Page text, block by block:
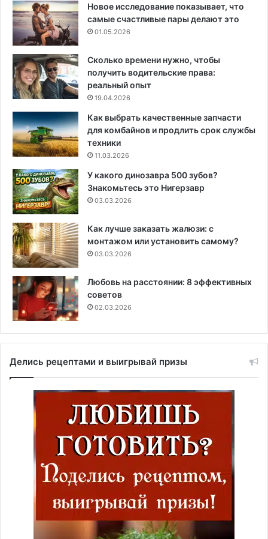
Новое исследование показывает, что
самые счастливые пары делают это
01.05.2026
Сколько времени нужно, чтобы
получить водительские права:
реальный опыт
19.04.2026
Как выбрать качественные запчасти
для комбайнов и продлить срок службы
техники
11.03.2026
У какого динозавра 500 зубов?
Знакомьтесь это Нигерзавр
03.03.2026
Как лучше заказать жалюзи: с
монтажом или установить самому?
03.03.2026
Любовь на расстоянии: 8 эффективных
советов
02.03.2026
Делись рецептами и выигрывай призы